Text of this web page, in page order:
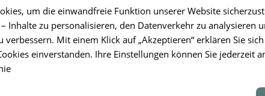
um die einwandfreie Funktion unserer Website
Inhalte zu personalisieren, den Datenverkehr zu analysieren
verbessern. Mit einem Klick auf „Akzeptieren“ erklären Sie
einverstanden. Ihre Einstellungen können Sie jederzeit